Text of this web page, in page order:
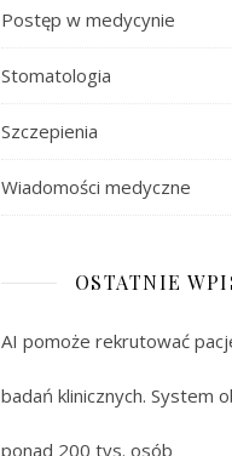
Postęp w medycynie
Stomatologia
Szczepienia
Wiadomości medyczne
OSTATNIE
AI pomoże rekrutować
badań klinicznych. System
ponad 200 tys. osób